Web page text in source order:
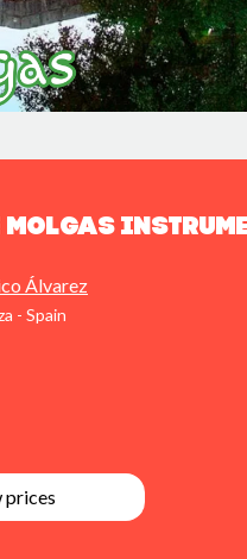
Molgas
Álvarez
- Spain
prices